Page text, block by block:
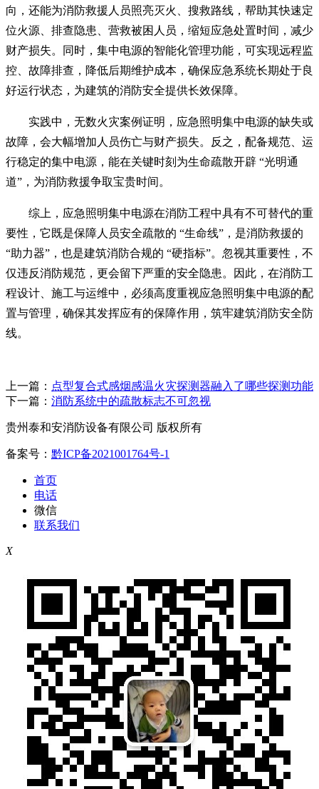
向，还能为消防救援人员照亮灭火、搜救路线，帮助其快速定
位火源、排查隐患、营救被困人员，缩短应急处置时间，减少
财产损失。同时，集中电源的智能化管理功能，可实现远程监
控、故障排查，降低后期维护成本，确保应急系统长期处于良
好运行状态，为建筑的消防安全提供长效保障。
实践中，无数火灾案例证明，应急照明集中电源的缺失或
故障，会大幅增加人员伤亡与财产损失。反之，配备规范、运
行稳定的集中电源，能在关键时刻为生命疏散开辟 “光明通
道”，为消防救援争取宝贵时间。
综上，应急照明集中电源在消防工程中具有不可替代的重
要性，它既是保障人员安全疏散的 “生命线”，是消防救援的
“助力器”，也是建筑消防合规的 “硬指标”。忽视其重要性，不
仅违反消防规范，更会留下严重的安全隐患。因此，在消防工
程设计、施工与运维中，必须高度重视应急照明集中电源的配
置与管理，确保其发挥应有的保障作用，筑牢建筑消防安全防
线。
上一篇： 点型复合式感烟感温火灾探测器融入了哪些探测功能
下一篇： 消防系统中的疏散标志不可忽视
贵州泰和安消防设备有限公司 版权所有
备案号： 黔ICP备2021001764号-1
首页
电话
微信
联系我们
X